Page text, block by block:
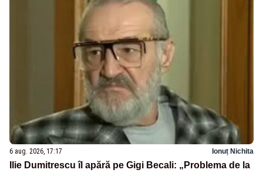
6 aug. 2026, 17:17 Ionuț Nichita
Ilie Dumitrescu îl apără pe Gigi Becali: „Problema de la